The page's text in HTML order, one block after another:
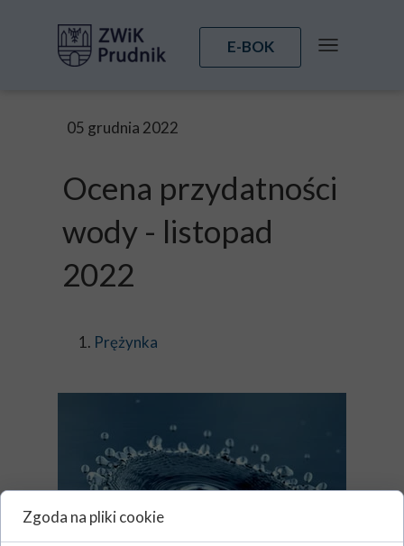
05 grudnia 2022
Ocena przydatności
wody - listopad
2022
Prężynka
E-BOK
Zgoda na pliki cookie